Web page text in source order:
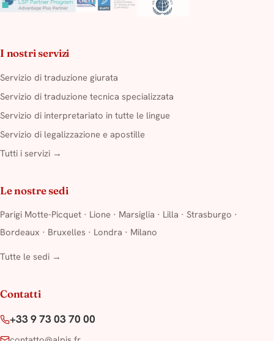
I nostri servizi
Servizio di traduzione giurata
Servizio di traduzione tecnica specializzata
Servizio di interpretariato in tutte le lingue
Servizio di legalizzazione e apostille
Tutti i servizi →
Le nostre sedi
Parigi Motte-Picquet · Lione · Marsiglia · Lilla · Strasburgo ·
Bordeaux · Bruxelles · Londra · Milano
Tutte le sedi →
Contatti
+33 9 73 03 70 00